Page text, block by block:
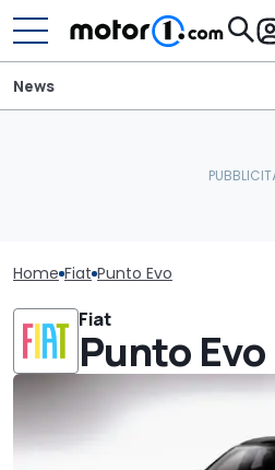
News
Home Fiat Punto Evo
Fiat
Punto Evo